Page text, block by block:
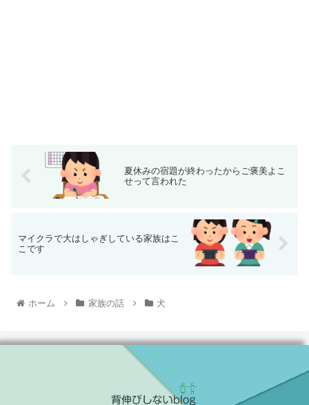
夏休みの宿題が終わったからご褒美よこ
せって言われた
マイクラで大はしゃぎしている家族はこ
こです
ホーム 家族の話 犬